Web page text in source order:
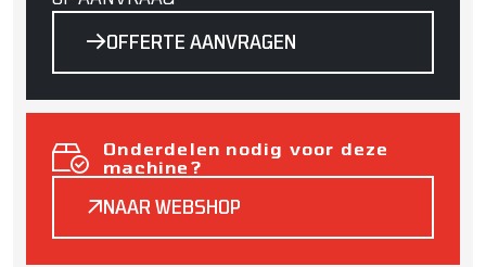
OFFERTE AANVRAGEN
Onderdelen nodig voor deze
machine?
NAAR WEBSHOP